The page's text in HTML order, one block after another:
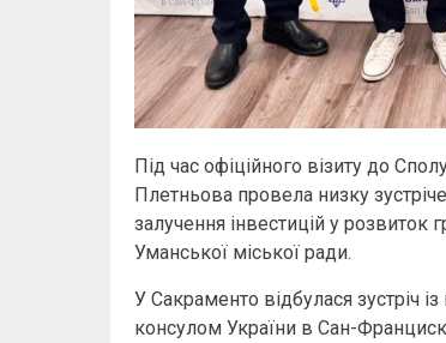
Під час офіційного візиту до
Плетньова провела низку
залучення інвестицій у розвиток
Уманської міської ради.
У Сакраменто відбулася зустріч
консулом України в Сан-